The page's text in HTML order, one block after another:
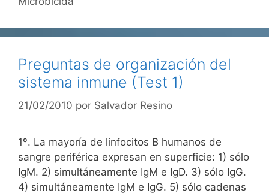
Preguntas de organización del
sistema inmune (Test 1)
21/02/2010 por Salvador Resino
1º. La mayoría de linfocitos B humanos de
sangre periférica expresan en superficie: 1) sólo
IgM. 2) simultáneamente IgM e IgD. 3) sólo IgG.
4) simultáneamente IgM e IgG. 5) sólo cadenas